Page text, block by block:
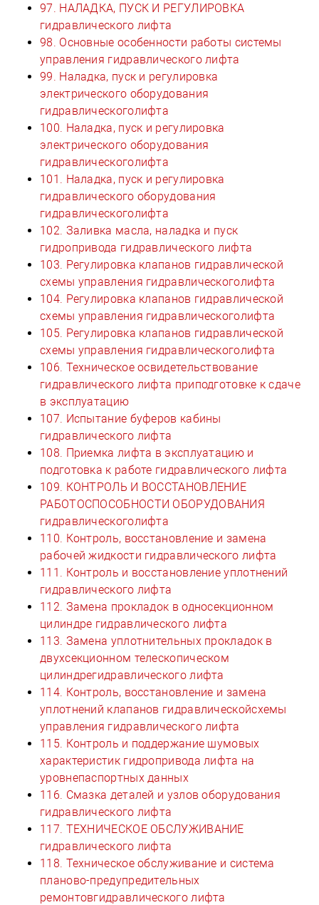
97. НАЛАДКА, ПУСК И РЕГУЛИРОВКА
гидравлического лифта
98. Основные особенности работы системы
управления гидравлического лифта
99. Наладка, пуск и регулировка
электрического оборудования
гидравлическоголифта
100. Наладка, пуск и регулировка
электрического оборудования
гидравлическоголифта
101. Наладка, пуск и регулировка
гидравлического оборудования
гидравлическоголифта
102. Заливка масла, наладка и пуск
гидропривода гидравлического лифта
103. Регулировка клапанов гидравлической
схемы управления гидравлическоголифта
104. Регулировка клапанов гидравлической
схемы управления гидравлическоголифта
105. Регулировка клапанов гидравлической
схемы управления гидравлическоголифта
106. Техническое освидетельствование
гидравлического лифта приподготовке к сдаче
в эксплуатацию
107. Испытание буферов кабины
гидравлического лифта
108. Приемка лифта в эксплуатацию и
подготовка к работе гидравлического лифта
109. КОНТРОЛЬ И ВОССТАНОВЛЕНИЕ
РАБОТОСПОСОБНОСТИ ОБОРУДОВАНИЯ
гидравлическоголифта
110. Контроль, восстановление и замена
рабочей жидкости гидравлического лифта
111. Контроль и восстановление уплотнений
гидравлического лифта
112. Замена прокладок в односекционном
цилиндре гидравлического лифта
113. Замена уплотнительных прокладок в
двухсекционном телескопическом
цилиндрегидравлического лифта
114. Контроль, восстановление и замена
уплотнений клапанов гидравлическойсхемы
управления гидравлического лифта
115. Контроль и поддержание шумовых
характеристик гидропривода лифта на
уровнепаспортных данных
116. Смазка деталей и узлов оборудования
гидравлического лифта
117. ТЕХНИЧЕСКОЕ ОБСЛУЖИВАНИЕ
гидравлического лифта
118. Техническое обслуживание и система
планово-предупредительных
ремонтовгидравлического лифта